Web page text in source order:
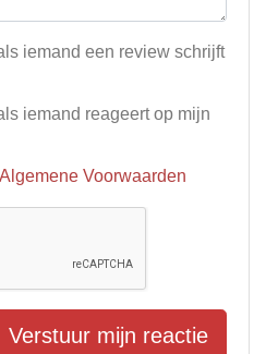
iemand een review schrijft
iemand reageert op mijn
Algemene Voorwaarden
Verstuur mijn reactie